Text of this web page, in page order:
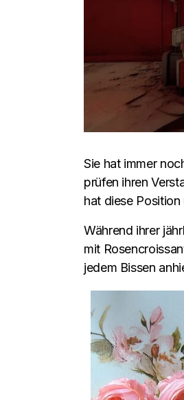
Sie hat immer
prüfen ihren
hat diese
Während ihrer
mit
jedem Bissen